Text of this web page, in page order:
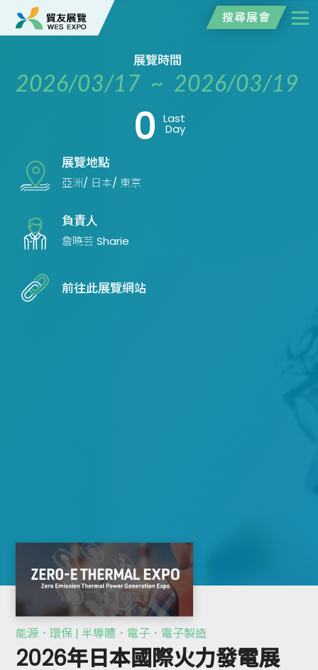
搜尋展會
展覽時間
2026/03/17 ~ 2026/03/19
0 Last
Day
展覽地點
亞洲/ 日本/ 東京
負責人
詹曉芸 Sharie
前往此展覽網站
能源．環保 | 半導體．電子．電子製造
2026年日本國際火力發電展